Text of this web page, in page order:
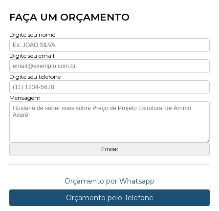
FAÇA UM ORÇAMENTO
Digite seu nome
Digite seu email
Digite seu telefone
Mensagem
Orçamento por Whatsapp
Orçamento pelo Telefone